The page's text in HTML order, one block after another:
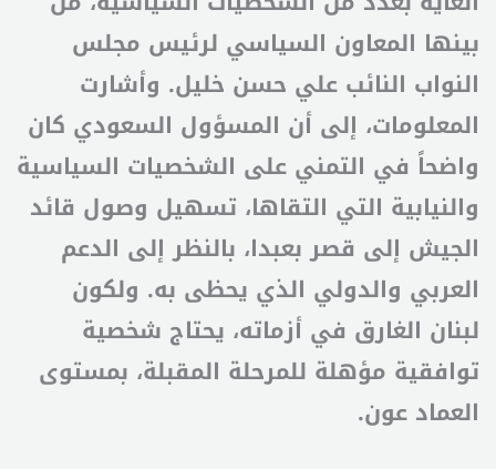
بينها المعاون السياسي لرئيس مجلس
النواب النائب علي حسن خليل. وأشارت
المعلومات، إلى أن المسؤول السعودي كان
واضحاً في التمني على الشخصيات السياسية
والنيابية التي التقاها، تسهيل وصول قائد
الجيش إلى قصر بعبدا، بالنظر إلى الدعم
العربي والدولي الذي يحظى به. ولكون
لبنان الغارق في أزماته، يحتاج شخصية
توافقية مؤهلة للمرحلة المقبلة، بمستوى
العماد عون.